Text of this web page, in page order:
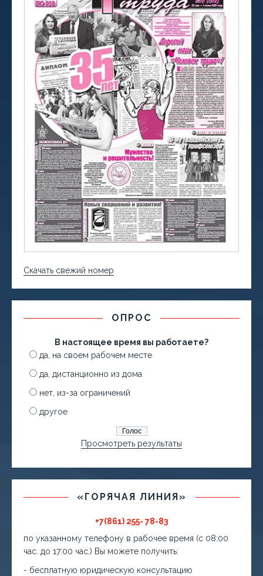
Скачать свежий номер
ОПРОС
В настоящее время вы работаете?
да, на своем рабочем месте
да, дистанционно из дома
нет, из-за ограничений
другое
Просмотреть результаты
«ГОРЯЧАЯ ЛИНИЯ»
+7(861) 255- 78-83
по указанному телефону в рабочее время (с 08:00
час. до 17:00 час.) Вы можете получить:
- бесплатную юридическую консультацию